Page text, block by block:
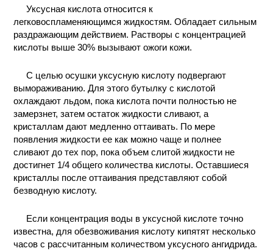
ХИМИЯ НА
ПРОИЗВОДСТВЕ
И ХИМИЧЕСКАЯ
ТЕХНОЛОГИЯ
КОНТАКТЫ
Уксусная кислота относится к
легковоспламеняющимся жидкостям. Обладает сильным
раздражающим действием. Растворы с концентрацией
кислоты выше 30% вызывают ожоги кожи.
С целью осушки уксусную кислоту подвергают
вымораживанию. Для этого бутылку с кислотой
охлаждают льдом, пока кислота почти полностью не
замерзнет, затем остаток жидкости сливают, а
кристаллам дают медленно оттаивать. По мере
появления жидкости ее как можно чаще и полнее
сливают до тех пор, пока объем слитой жидкости не
достигнет 1/4 общего количества кислоты. Оставшиеся
кристаллы после оттаивания представляют собой
безводную кислоту.
Если концентрация воды в уксусной кислоте точно
известна, для обезвоживания кислоту кипятят несколько
часов с рассчитанным количеством уксусного ангидрида.